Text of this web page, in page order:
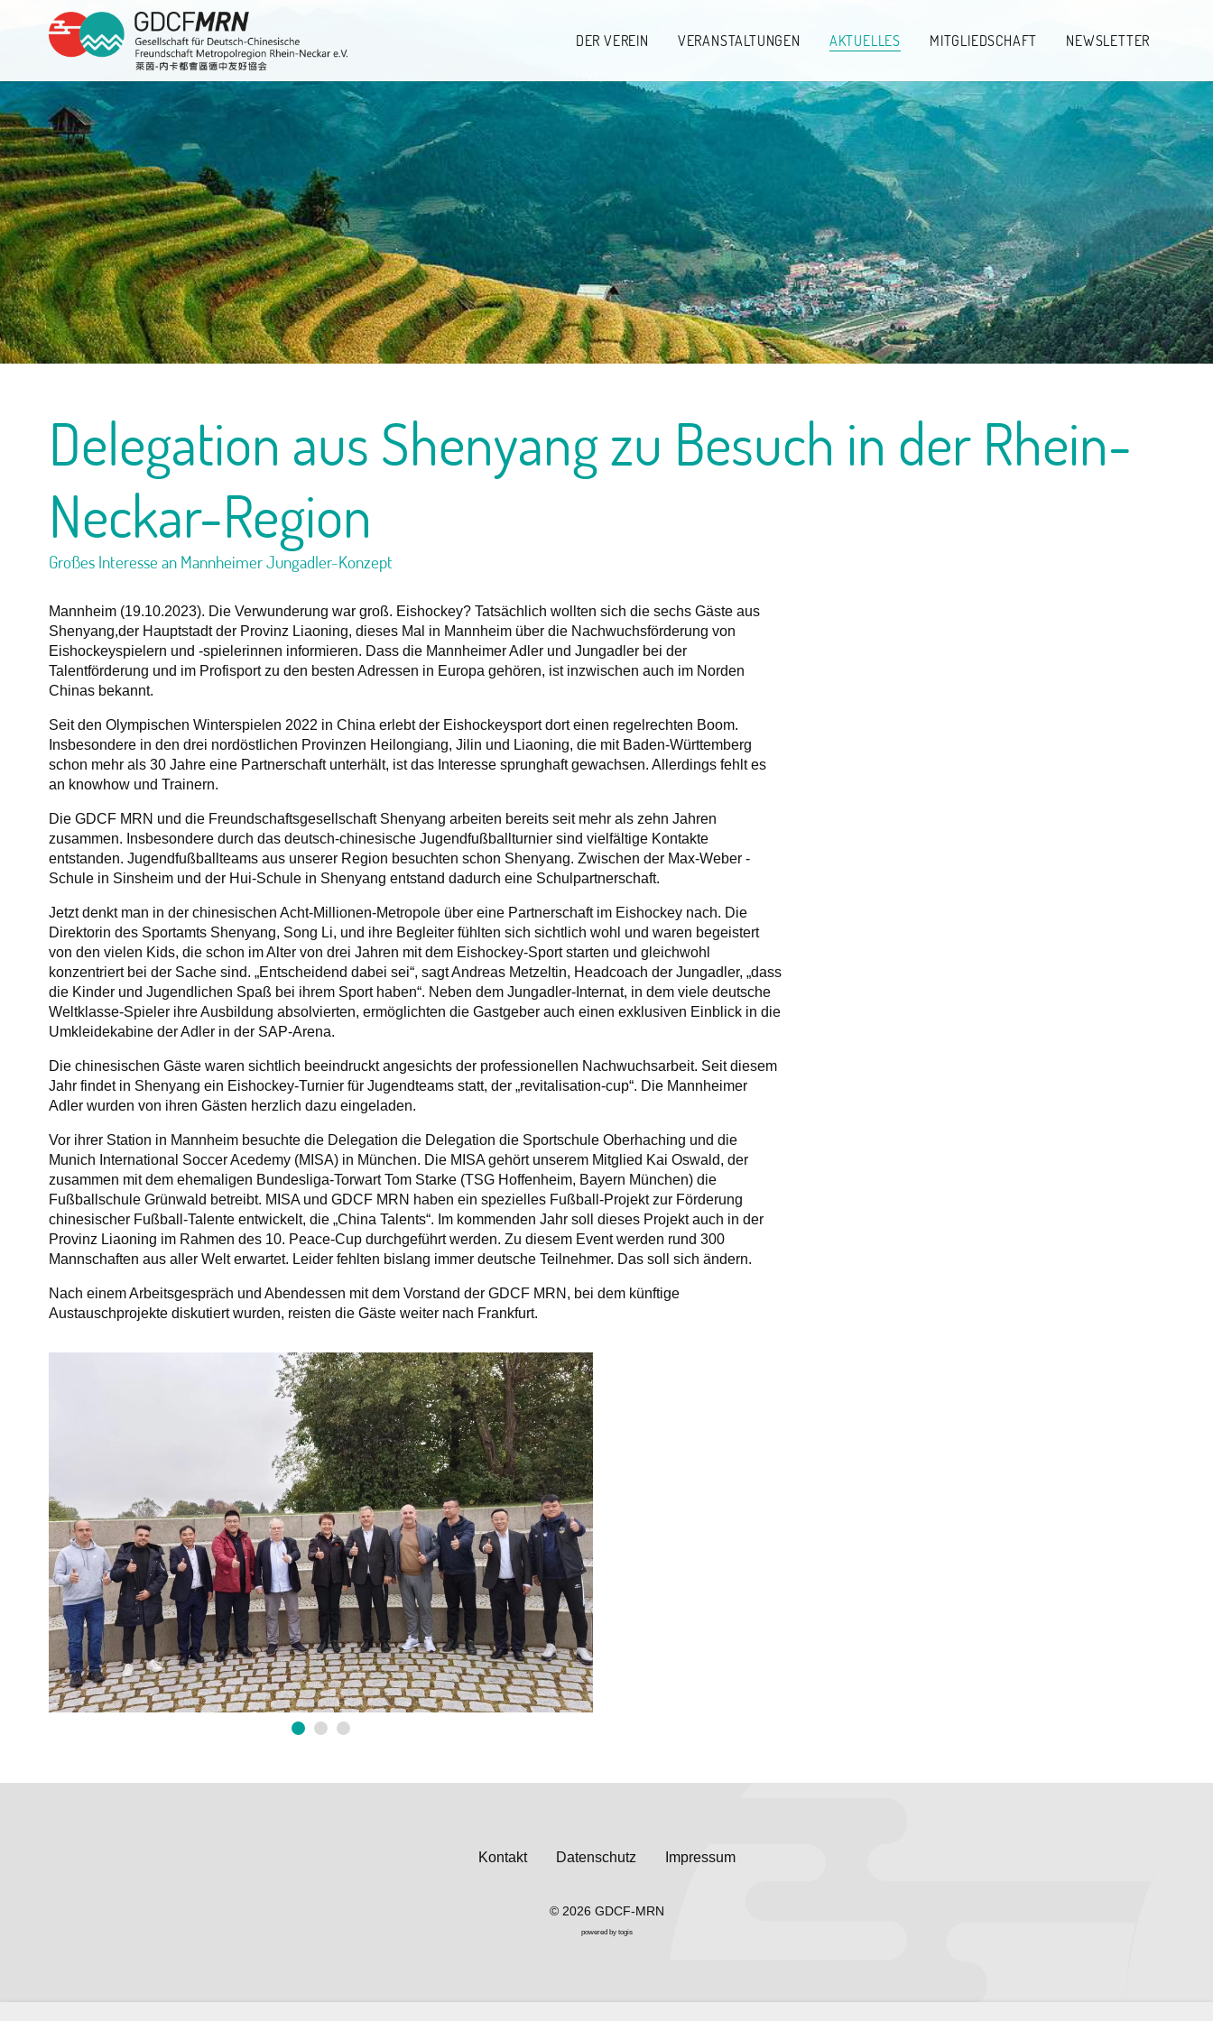
DER VEREIN VERANSTALTUNGEN AKTUELLES MITGLIEDSCHAFT NEWSLETTER
Delegation aus Shenyang zu Besuch in der Rhein-
Neckar-Region
Großes Interesse an Mannheimer Jungadler-Konzept
Mannheim (19.10.2023). Die Verwunderung war groß. Eishockey? Tatsächlich wollten sich die sechs Gäste aus
Shenyang,der Hauptstadt der Provinz Liaoning, dieses Mal in Mannheim über die Nachwuchsförderung von
Eishockeyspielern und -spielerinnen informieren. Dass die Mannheimer Adler und Jungadler bei der
Talentförderung und im Profisport zu den besten Adressen in Europa gehören, ist inzwischen auch im Norden
Chinas bekannt.
Seit den Olympischen Winterspielen 2022 in China erlebt der Eishockeysport dort einen regelrechten Boom.
Insbesondere in den drei nordöstlichen Provinzen Heilongiang, Jilin und Liaoning, die mit Baden-Württemberg
schon mehr als 30 Jahre eine Partnerschaft unterhält, ist das Interesse sprunghaft gewachsen. Allerdings fehlt es
an knowhow und Trainern.
Die GDCF MRN und die Freundschaftsgesellschaft Shenyang arbeiten bereits seit mehr als zehn Jahren
zusammen. Insbesondere durch das deutsch-chinesische Jugendfußballturnier sind vielfältige Kontakte
entstanden. Jugendfußballteams aus unserer Region besuchten schon Shenyang. Zwischen der Max-Weber -
Schule in Sinsheim und der Hui-Schule in Shenyang entstand dadurch eine Schulpartnerschaft.
Jetzt denkt man in der chinesischen Acht-Millionen-Metropole über eine Partnerschaft im Eishockey nach. Die
Direktorin des Sportamts Shenyang, Song Li, und ihre Begleiter fühlten sich sichtlich wohl und waren begeistert
von den vielen Kids, die schon im Alter von drei Jahren mit dem Eishockey-Sport starten und gleichwohl
konzentriert bei der Sache sind. „Entscheidend dabei sei“, sagt Andreas Metzeltin, Headcoach der Jungadler, „dass
die Kinder und Jugendlichen Spaß bei ihrem Sport haben“. Neben dem Jungadler-Internat, in dem viele deutsche
Weltklasse-Spieler ihre Ausbildung absolvierten, ermöglichten die Gastgeber auch einen exklusiven Einblick in die
Umkleidekabine der Adler in der SAP-Arena.
Die chinesischen Gäste waren sichtlich beeindruckt angesichts der professionellen Nachwuchsarbeit. Seit diesem
Jahr findet in Shenyang ein Eishockey-Turnier für Jugendteams statt, der „revitalisation-cup“. Die Mannheimer
Adler wurden von ihren Gästen herzlich dazu eingeladen.
Vor ihrer Station in Mannheim besuchte die Delegation die Delegation die Sportschule Oberhaching und die
Munich International Soccer Acedemy (MISA) in München. Die MISA gehört unserem Mitglied Kai Oswald, der
zusammen mit dem ehemaligen Bundesliga-Torwart Tom Starke (TSG Hoffenheim, Bayern München) die
Fußballschule Grünwald betreibt. MISA und GDCF MRN haben ein spezielles Fußball-Projekt zur Förderung
chinesischer Fußball-Talente entwickelt, die „China Talents“. Im kommenden Jahr soll dieses Projekt auch in der
Provinz Liaoning im Rahmen des 10. Peace-Cup durchgeführt werden. Zu diesem Event werden rund 300
Mannschaften aus aller Welt erwartet. Leider fehlten bislang immer deutsche Teilnehmer. Das soll sich ändern.
Nach einem Arbeitsgespräch und Abendessen mit dem Vorstand der GDCF MRN, bei dem künftige
Austauschprojekte diskutiert wurden, reisten die Gäste weiter nach Frankfurt.
Kontakt Datenschutz Impressum
© 2026 GDCF-MRN
powered by togis